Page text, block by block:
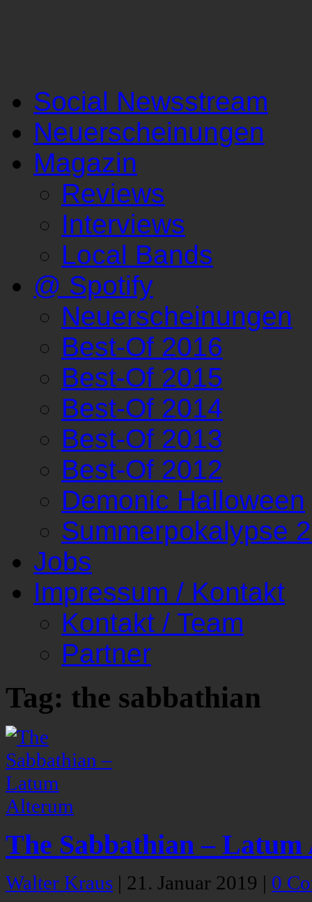
Social Newsstream
Neuerscheinungen
Magazin
Reviews
Interviews
Local Bands
@ Spotify
Neuerscheinungen
Best-Of 2016
Best-Of 2015
Best-Of 2014
Best-Of 2013
Best-Of 2012
Demonic Halloween
Summerpokalypse
Jobs
Impressum / Kontakt
Kontakt / Team
Partner
Tag: the sabbathian
The Sabbathian –
Walter Kraus | 21. Januar 2019 | 0